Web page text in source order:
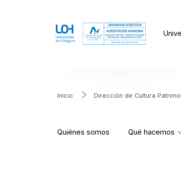
Inicio Dirección de Cultura
Quiénes somos Qué hacemos